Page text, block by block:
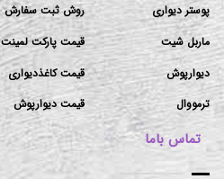
پوستر دیواری
ماربل شیت
دیوارپوش
ترمووال
روش ثبت سفارش
قیمت پارکت لمینت
قیمت کاغذدیواری
قیمت دیوارپوش
تماس باما